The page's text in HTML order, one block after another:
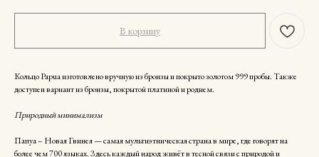
В корзину
Кольцо Papua изготовлено вручную из бронзы и покрыто золотом 999 пробы. Также
доступен вариант из бронзы, покрытой платиной и родием.
Природный минимализм
Папуа – Новая Гвинея — самая мультиэтническая страна в мире, где говорят на
более чем 700 языках. Здесь каждый народ живёт в тесной связи с природой и